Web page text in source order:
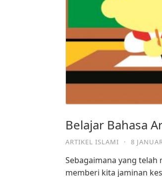
Belajar Bahasa
ARTIKEL ISLAMI · 8
Sebagaimana yang
memberi kita jaminan